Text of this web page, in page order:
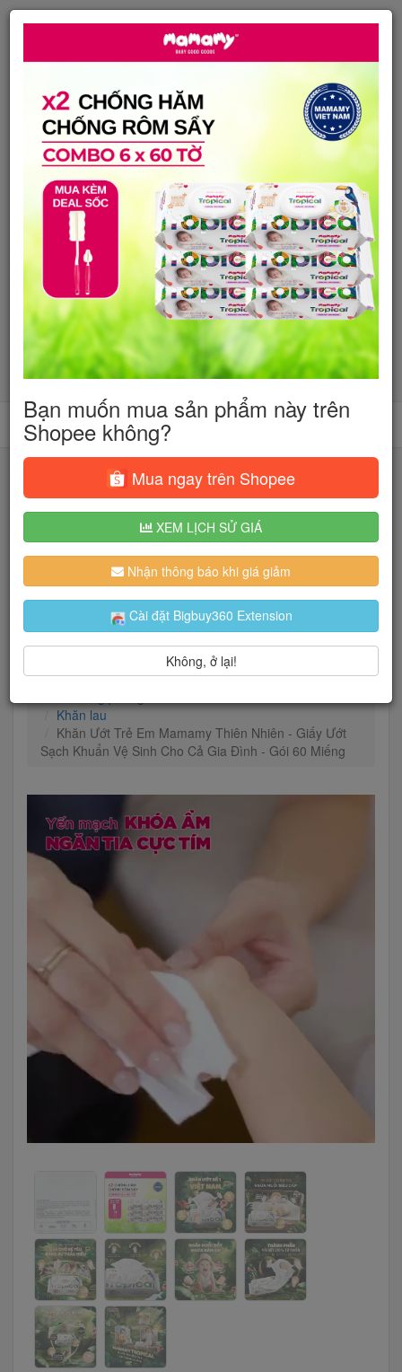
Tìm kiếm
Người dùng đang quan tâm đến 🔥...
Trang chủ
Mẹ & Bé
Khăn lau
Khăn Ướt Trẻ Em Mamamy Thiên Nhiên - Giấy Ướt
Sạch Khuẩn Vệ Sinh Cho Cả Gia Đình - Gói 60 Miếng
Bạn muốn mua sản phẩm này trên
Shopee không?
Mua ngay trên Shopee
XEM LỊCH SỬ GIÁ
Nhận thông báo khi giá giảm
Cài đặt Bigbuy360 Extension
Không, ở lại!